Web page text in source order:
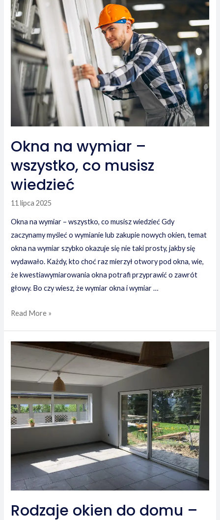
na
wymianę
okien
z
programu
Czyste
Powietrze?
Okna na wymiar –
wszystko, co musisz
wiedzieć
11 lipca 2025
Okna na wymiar – wszystko, co musisz wiedzieć Gdy
zaczynamy myśleć o wymianie lub zakupie nowych okien, temat
okna na wymiar szybko okazuje się nie taki prosty, jakby się
wydawało. Każdy, kto choć raz mierzył otwory pod okna, wie,
że kwestiawymiarowania okna potrafi przyprawić o zawrót
głowy. Bo czy wiesz, że wymiar okna i wymiar …
Okna
wszystko,
co
musisz
wiedzieć
Read More »
Rodzaje okien do domu –